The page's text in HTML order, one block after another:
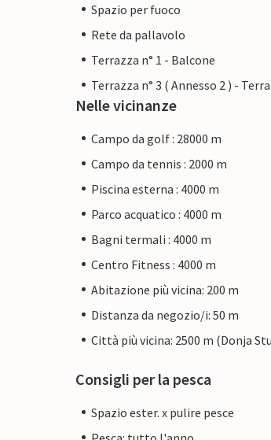
Spazio per fuoco
Rete da pallavolo
Terrazza n° 1 - Balcone
Terrazza n° 3 ( Annesso 2 ) -
Nelle vicinanze
Campo da golf : 28000 m
Campo da tennis : 2000 m
Piscina esterna : 4000 m
Parco acquatico : 4000 m
Bagni termali : 4000 m
Centro Fitness : 4000 m
Abitazione più vicina: 200 m
Distanza da negozio/i: 50 m
Città più vicina: 2500 m (Donja
Consigli per la pesca
Spazio ester. x pulire pesce